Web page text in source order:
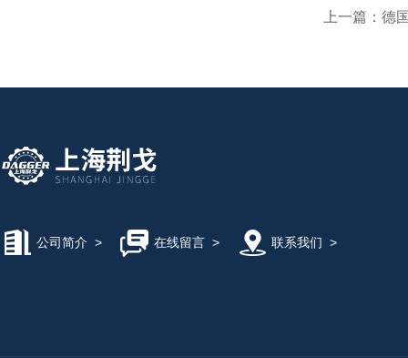
上一篇： 德国
公司简介 > 在线留言> 联系我们 >